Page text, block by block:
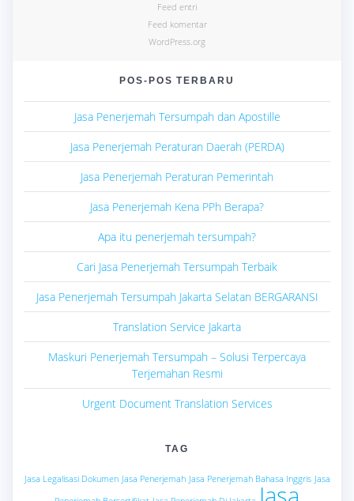
Feed entri
Feed komentar
WordPress.org
POS-POS TERBARU
Jasa Penerjemah Tersumpah dan Apostille
Jasa Penerjemah Peraturan Daerah (PERDA)
Jasa Penerjemah Peraturan Pemerintah
Jasa Penerjemah Kena PPh Berapa?
Apa itu penerjemah tersumpah?
Cari Jasa Penerjemah Tersumpah Terbaik
Jasa Penerjemah Tersumpah Jakarta Selatan BERGARANSI
Translation Service Jakarta
Maskuri Penerjemah Tersumpah – Solusi Terpercaya
Terjemahan Resmi
Urgent Document Translation Services
TAG
Jasa Legalisasi Dokumen Jasa Penerjemah Jasa Penerjemah Bahasa Inggris Jasa